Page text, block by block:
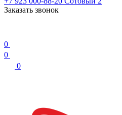
Заказать звонок
0
0
0